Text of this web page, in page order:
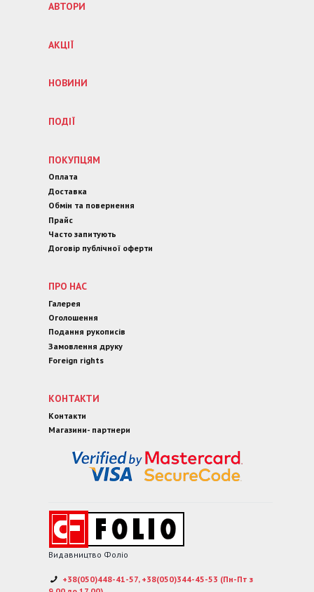
АВТОРИ
АКЦІЇ
НОВИНИ
ПОДІЇ
ПОКУПЦЯМ
Оплата
Доставка
Обмін та повернення
Прайс
Часто запитують
Договір публічної оферти
ПРО НАС
Галерея
Оголошення
Подання рукописів
Замовлення друку
Foreign rights
КОНТАКТИ
Контакти
Магазини- партнери
Видавництво Фоліо
+38(050)448-41-57, +38(050)344-45-53 (Пн-Пт з